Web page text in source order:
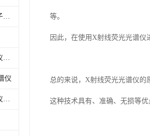
广州电感耦合等离子体原子发射光谱仪
上海电感耦合等离子光谱仪原理
仪
江苏电感耦合等离子光谱仪原理
等。
因此，在使用X射线荧光光谱仪
总的来说，X射线荧光光谱仪的
这种技术具有、准确、无损等